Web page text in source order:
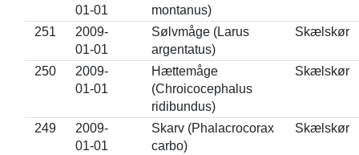
01-01
montanus)
251
2009-
01-01
Sølvmåge (Larus
argentatus)
Skælskør
250
2009-
01-01
Hættemåge
(Chroicocephalus
ridibundus)
Skælskør
249
2009-
01-01
Skarv (Phalacrocorax
carbo)
Skælskør